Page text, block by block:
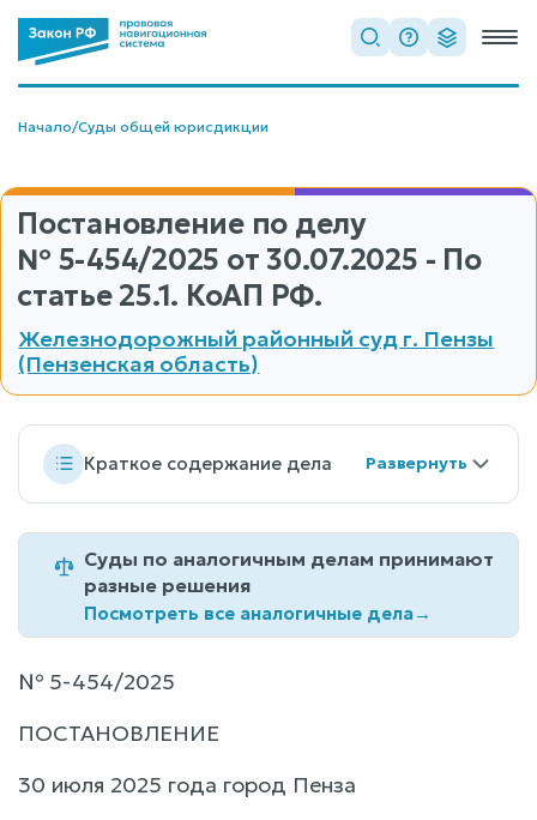
Начало/Суды общей юрисдикции
Постановление по делу
№ 5-454/2025 от 30.07.2025 - По
статье 25.1. КоАП РФ.
Железнодорожный районный суд г. Пензы
(Пензенская область)
Краткое содержание дела
Суды по аналогичным делам принимают
разные решения
Посмотреть все аналогичные дела→
№ 5-454/2025
ПОСТАНОВЛЕНИЕ
30 июля 2025 года город Пенза